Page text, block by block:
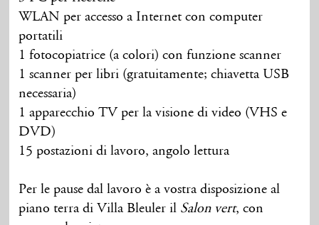
WLAN per accesso a Internet con computer
portatili
1 fotocopiatrice (a colori) con funzione scanner
1 scanner per libri (gratuitamente; chiavetta USB
necessaria)
1 apparecchio TV per la visione di video (VHS e
DVD)
15 postazioni di lavoro, angolo lettura
Per le pause dal lavoro è a vostra disposizione al
piano terra di Villa Bleuler il Salon vert, con